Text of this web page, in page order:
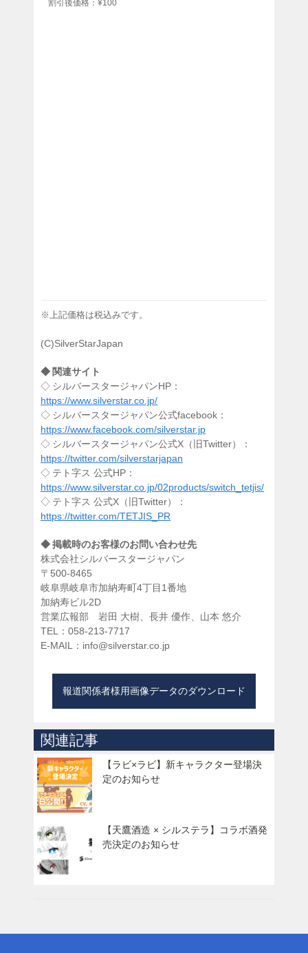
割引後価格：¥100
※上記価格は税込みです。
(C)SilverStarJapan
◆ 関連サイト
◇ シルバースタージャパンHP：
https://www.silverstar.co.jp/
◇ シルバースタージャパン公式facebook：
https://www.facebook.com/silverstar.jp
◇ シルバースタージャパン公式X（旧Twitter）：
https://twitter.com/silverstarjapan
◇ テト字ス 公式HP：
https://www.silverstar.co.jp/02products/switch_tetjis/
◇ テト字ス 公式X（旧Twitter）：
https://twitter.com/TETJIS_PR
◆ 掲載時のお客様のお問い合わせ先
株式会社シルバースタージャパン
〒500-8465
岐阜県岐阜市加納寿町4丁目1番地
加納寿ビル2D
営業広報部 岩田 大樹、長井 優作、山本 悠介
TEL：058-213-7717
E-MAIL：info@silverstar.co.jp
報道関係者様用画像データのダウンロード
関連記事
【ラビ×ラビ】新キャラクター登場決
定のお知らせ
【天鷹酒造 × シルステラ】コラボ酒発
売決定のお知らせ